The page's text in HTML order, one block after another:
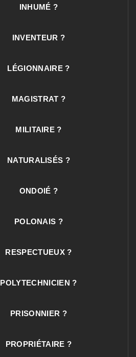
INHUMÉ ?
INVENTEUR ?
LÉGIONNAIRE ?
MAGISTRAT ?
MILITAIRE ?
NATURALISÉS ?
ONDOIÉ ?
POLONAIS ?
RESPECTUEUX ?
POLYTECHNICIEN ?
PRISONNIER ?
PROPRIÉTAIRE ?